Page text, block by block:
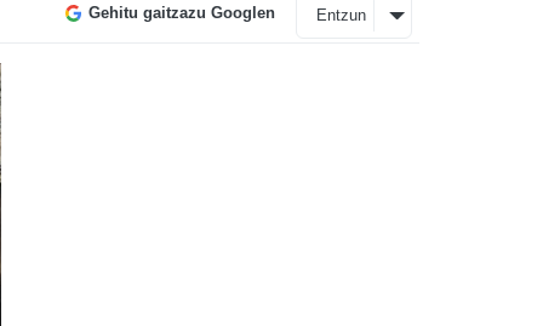
Gehitu gaitzazu Googlen Entzun